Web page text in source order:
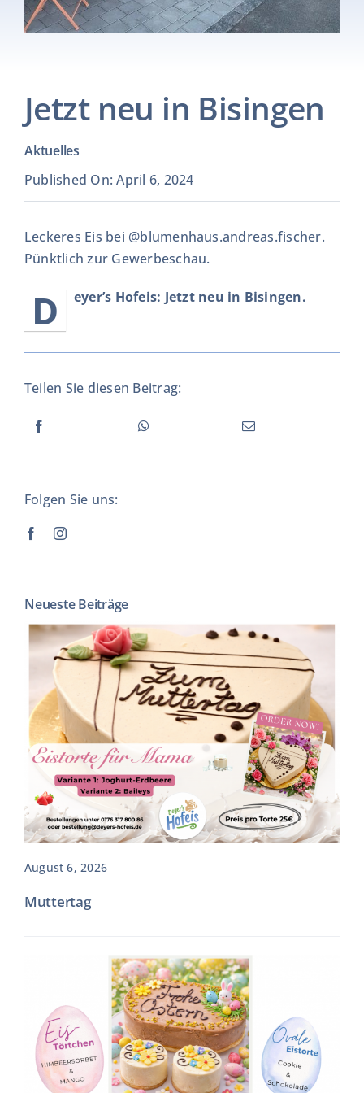
EISPRODUKTION
EISBESTELLUNG
Jetzt neu in Bisingen
Aktuelles
Published On: April 6, 2024
Leckeres Eis bei @blumenhaus.andreas.fischer.
Pünktlich zur Gewerbeschau.
D eyer’s Hofeis: Jetzt neu in Bisingen.
Teilen Sie diesen Beitrag:
Folgen Sie uns:
Neueste Beiträge
August 6, 2026
Muttertag